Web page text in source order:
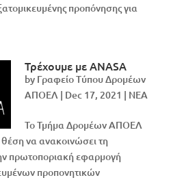
προπόνησης για
Τρέχουμε με ANASA
by Γραφείο Τύπου Δρομέων
ΑΠΟΕΛ | Dec 17, 2021 | NEA
Το Τμήμα Δρομέων ΑΠΟΕΛ
θέση να ανακοινώσει τη
πρωτοποριακή εφαρμογή
προπονητικών